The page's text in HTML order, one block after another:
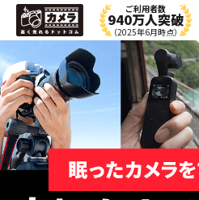
ご利用者数
940万人突破
（2025年6月時点）